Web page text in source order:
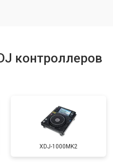
контроллеров
XDJ-1000MK2